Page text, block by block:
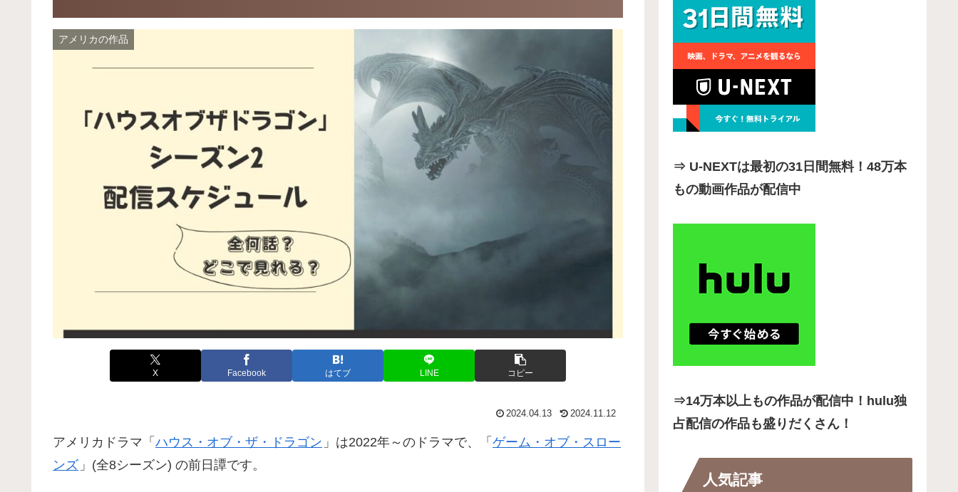
アメリカの作品
X Facebook はてブ LINE コピー
2024.04.13 2024.11.12
アメリカドラマ「 ハウス・オブ・ザ・ドラゴン 」は2022年～のドラマで、「 ゲーム・オブ・スロー
ンズ 」(全8シーズン) の前日譚です。
⇒ U-NEXTは最初の31日間無料！48万本
もの動画作品が配信中
⇒14万本以上もの作品が配信中！hulu独
占配信の作品も盛りだくさん！
人気記事